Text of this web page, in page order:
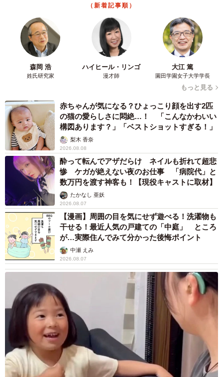
（新着記事順）
森岡 浩
姓氏研究家
ハイヒール・リンゴ
漫才師
大江 篤
園田学園女子大学学長
もっと見る
赤ちゃんが気になる？ひょっこり顔を出す2匹
の猫の愛らしさに悶絶…！ 「こんなかわいい
構図あります？」「ベストショットすぎる！」
梨木 香奈
2026.08.08
酔って転んでアザだらけ ネイルも折れて超悲
惨 ケガが絶えない夜のお仕事 「病院代」と
数万円を渡す神客も！【現役キャストに取材】
たかなし 亜妖
2026.08.07
【漫画】周囲の目を気にせず遊べる！洗濯物も
干せる！最近人気の戸建ての「中庭」 ところ
が…実際住んでみて分かった後悔ポイント
中瀬 えみ
2026.08.07